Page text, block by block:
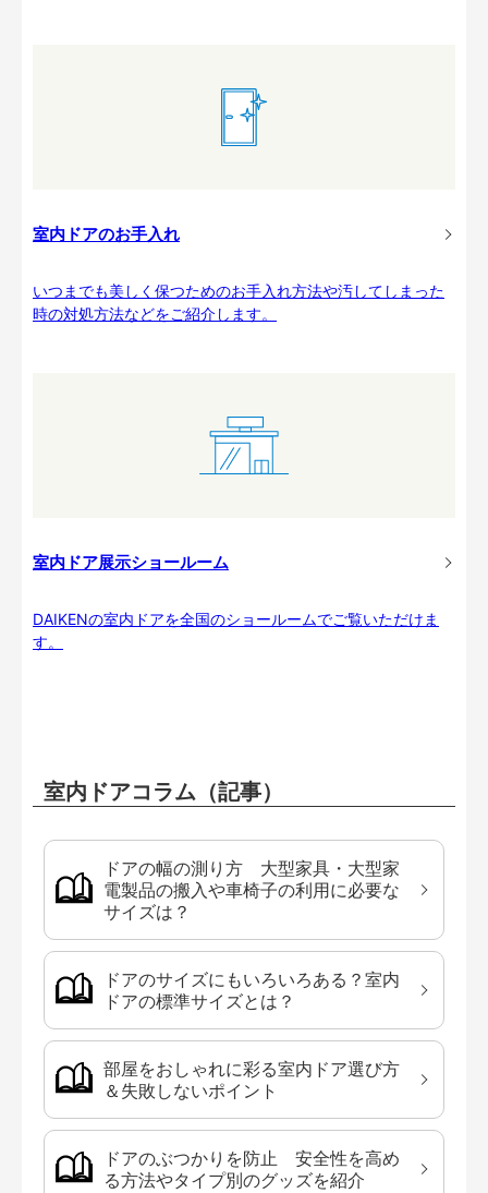
室内ドアのお手入れ
いつまでも美しく保つためのお手入れ方法や汚してしまった
時の対処方法などをご紹介します。
室内ドア展示ショールーム
DAIKENの室内ドアを全国のショールームでご覧いただけま
す。
室内ドアコラム（記事）
ドアの幅の測り方 大型家具・大型家
電製品の搬入や車椅子の利用に必要な
サイズは？
ドアのサイズにもいろいろある？室内
ドアの標準サイズとは？
部屋をおしゃれに彩る室内ドア選び方
＆失敗しないポイント
ドアのぶつかりを防止 安全性を高め
る方法やタイプ別のグッズを紹介